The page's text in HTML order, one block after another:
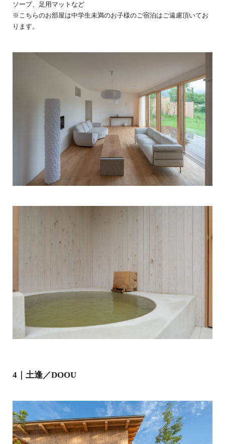
ソープ、足用マットなど
※こちらのお部屋は中学生未満のお子様のご宿泊はご遠慮頂いてお
ります。
4｜土逢／DOOU